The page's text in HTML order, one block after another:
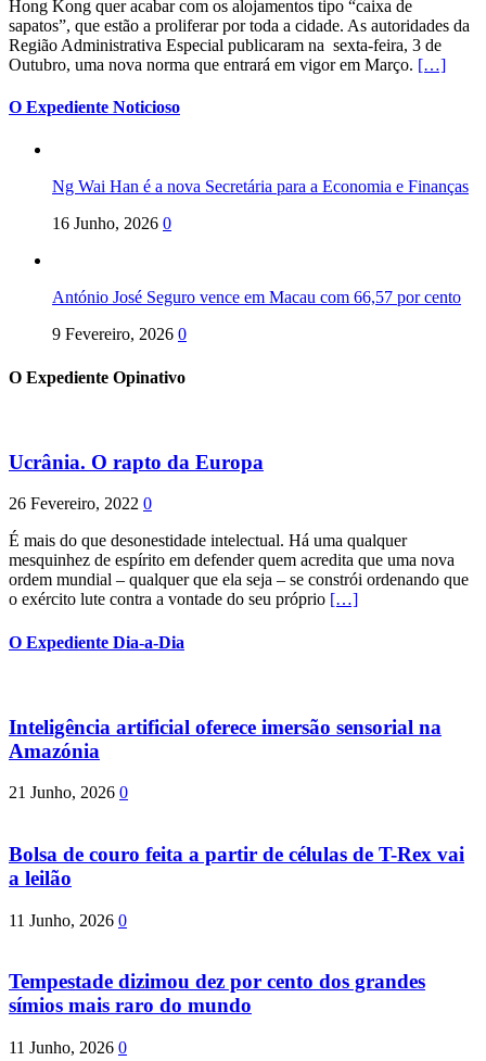
Hong Kong quer acabar com os alojamentos tipo “caixa de
sapatos”, que estão a proliferar por toda a cidade. As autoridades da
Região Administrativa Especial publicaram na sexta-feira, 3 de
Outubro, uma nova norma que entrará em vigor em Março. […]
O Expediente Noticioso
Ng Wai Han é a nova Secretária para a Economia e Finanças
16 Junho, 2026 0
António José Seguro vence em Macau com 66,57 por cento
9 Fevereiro, 2026 0
O Expediente Opinativo
Ucrânia. O rapto da Europa
26 Fevereiro, 2022 0
É mais do que desonestidade intelectual. Há uma qualquer
mesquinhez de espírito em defender quem acredita que uma nova
ordem mundial – qualquer que ela seja – se constrói ordenando que
o exército lute contra a vontade do seu próprio […]
O Expediente Dia-a-Dia
Inteligência artificial oferece imersão sensorial na
Amazónia
21 Junho, 2026 0
Bolsa de couro feita a partir de células de T-Rex vai
a leilão
11 Junho, 2026 0
Tempestade dizimou dez por cento dos grandes
símios mais raro do mundo
11 Junho, 2026 0